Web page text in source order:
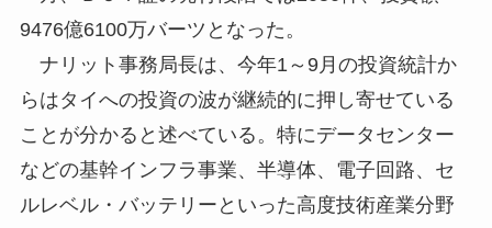
9476億6100万バーツとなった。
ナリット事務局長は、今年1～9月の投資統計か
らはタイへの投資の波が継続的に押し寄せている
ことが分かると述べている。特にデータセンター
などの基幹インフラ事業、半導体、電子回路、セ
ルレベル・バッテリーといった高度技術産業分野